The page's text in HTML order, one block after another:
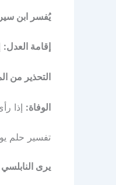
يُفسر ابن
إقامة العدل:
التحذير من
الوفاة: إذا
تفسير حلم
يرى